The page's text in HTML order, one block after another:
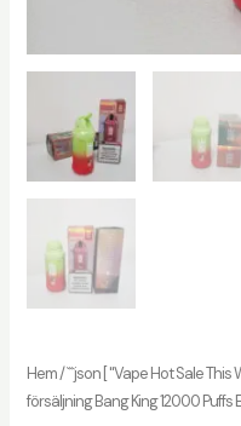
Hem/```json [ "Vape Hot Sale This
försäljning Bang King 12000 Puffs